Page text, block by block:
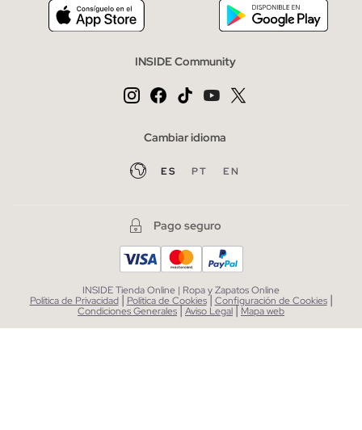
INSIDE Community
Cambiar idioma
ES PT EN
Pago seguro
INSIDE Tienda Online | Ropa y Zapatos Online
Política de Privacidad | Política de Cookies| Configuración de Cookies |
Condiciones Generales|Aviso Legal| Mapa web